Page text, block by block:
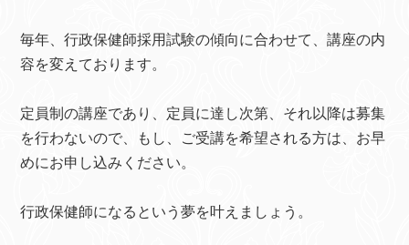
毎年、行政保健師採用試験の傾向に合わせて、講座の内
容を変えております。
定員制の講座であり、定員に達し次第、それ以降は募集
を行わないので、もし、ご受講を希望される方は、お早
めにお申し込みください。
行政保健師になるという夢を叶えましょう。